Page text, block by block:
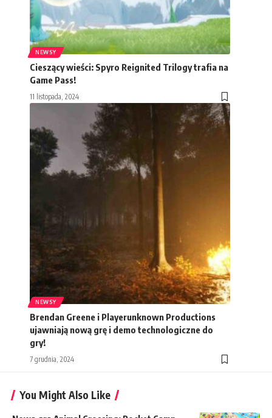
NEWSY
Cieszący wieści: Spyro Reignited Trilogy trafia na
Game Pass!
11 listopada, 2024
NEWSY
Brendan Greene i Playerunknown Productions
ujawniają nową grę i demo technologiczne do
gry!
7 grudnia, 2024
You Might Also Like